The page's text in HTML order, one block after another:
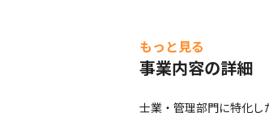
もっと見る
事業内容の詳細
士業・管理部門に特化